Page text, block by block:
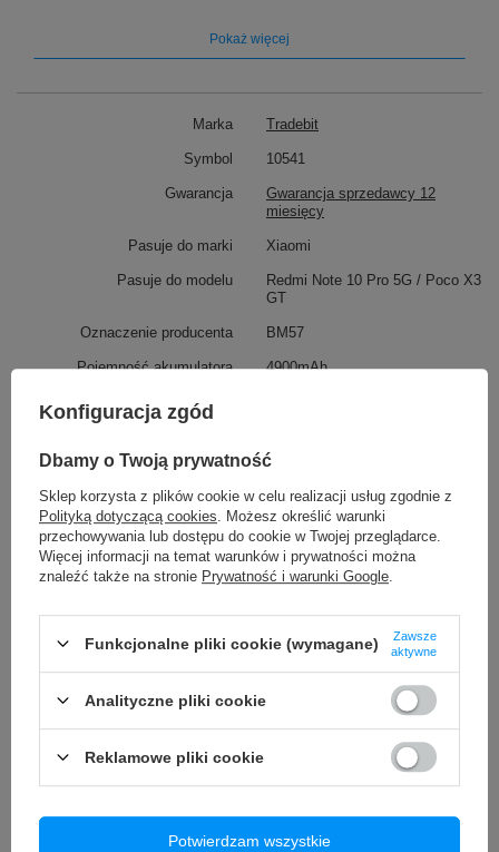
➡️ Dlaczego warto wybrać naszą
baterię?
✅ Stan:fabrycznie nowy produkt (0 cykli ładowania)
✅ Data produkcji:październik 2025r.
takiecertyfikaty, jak CE, RoHS czy opinie setki
że z naszymi akumulatorami Ty i twoje urządzneie
będziecie bezpieczni
Pokaż więcej
Marka Tradebit
Symbol 10541
Gwarancja
Gwarancja sprzedawcy 12
miesięcy
Pasuje do marki Xiaomi
Pasuje do modelu
Redmi Note 10 Pro 5G / Poco X3
GT
Oznaczenie producenta BM57
Pojemność akumulatora 4900mAh
Rodzaj ogniw
TO MOŻE CIĘ ZAINTERESOWAĆ
Szkło Hartowane Szybka 9H Pełnoekranowe do iPhone 12 Pro
Max
24,90 zł / szt.
Szkło Szybka Wyświetlacz LCD do Realme GT Neo 3T + OCA
11,99 zł / szt.
Nauszniki Gąbki Żelowe do słuchawek JBL T450BT 500BT
600BT E35 białe
29,90 zł
ADAPTER USB-C LAN ETHERNET RJ45 GIGABIT 1000 Mbps
Konfiguracja zgód
Dbamy o Twoją prywatność
Sklep korzysta z plików cookie w celu realizacji usług zgodnie z
Polityką dotyczącą cookies . Możesz określić warunki
przechowywania lub dostępu do cookie w Twojej przeglądarce.
Więcej informacji na temat warunków i prywatności można
znaleźć także na stronie Prywatność i warunki Google
Funkcjonalne pliki cookie (wymagane) Zawsze
aktywne
Analityczne pliki cookie
Reklamowe pliki cookie
Potwierdzam wszystkie